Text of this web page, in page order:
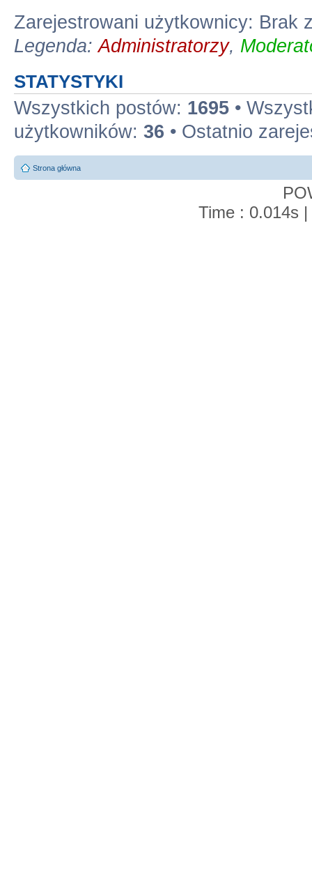
Zarejestrowani użytkownicy: Brak
Legenda:Administratorzy,
STATYSTYKI
Wszystkich postów: 1695 •
użytkowników: 36 • Ostatnio
Strona główna
Time : 0.014s